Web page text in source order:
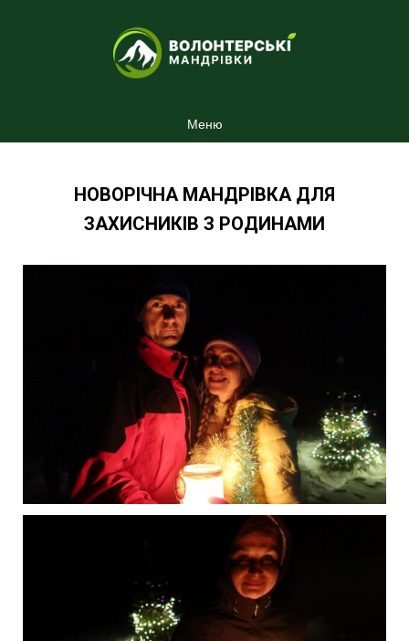
Меню
НОВОРІЧНА МАНДРІВКА ДЛЯ
ЗАХИСНИКІВ З РОДИНАМИ